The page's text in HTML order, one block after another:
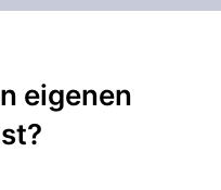
eigenen